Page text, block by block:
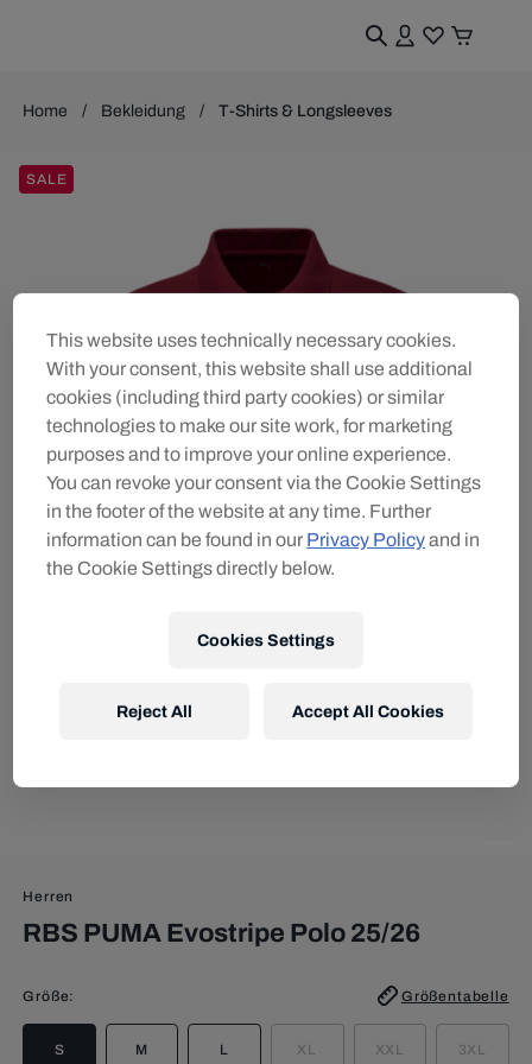
Home Bekleidung T-Shirts & Longsleeves
SALE
Herren
RBS PUMA Evostripe Polo 25/26
Größe: Größentabelle
S M L XL XXL 3XL
This website uses technically necessary cookies.
With your consent, this website shall use additional
cookies (including third party cookies) or similar
technologies to make our site work, for marketing
purposes and to improve your online experience.
You can revoke your consent via the Cookie Settings
in the footer of the website at any time. Further
information can be found in our Privacy Policyand in
the Cookie Settings directly below.
Cookies Settings
Reject All Accept All Cookies